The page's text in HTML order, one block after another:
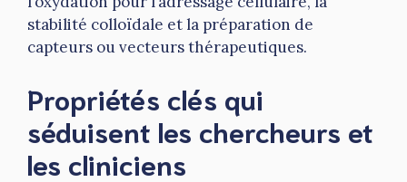
stabilité colloïdale et la préparation de
capteurs ou vecteurs thérapeutiques.
Propriétés clés qui
séduisent les chercheurs et
les cliniciens